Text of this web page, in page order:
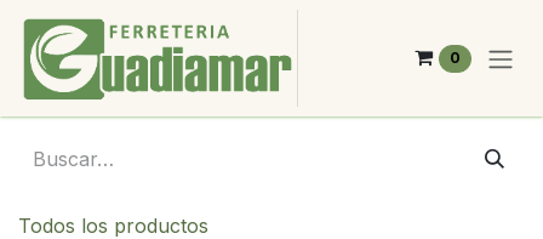
Ir al contenido
0
Todos los productos